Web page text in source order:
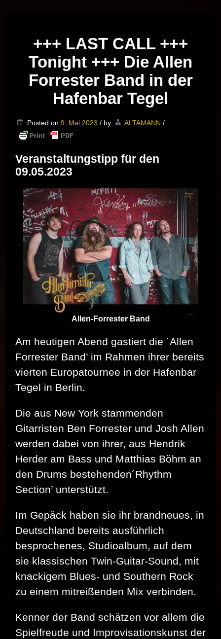
+++ LAST CALL +++
Tonight +++ Die Allen
Forrester Band in der
Hafenbar Tegel
Posted on 9. Mai 2023 / by ALTAMANN /
Veranstaltungstipp für den
09.05.2023
Allen-Forrester Band
Am heutigen Abend gastiert die ´Allen
Forrester Band’ im Rahmen ihrer bereits
vierten Europatournee in der Hafenbar
Tegel in Berlin.
Die aus New York stammenden
Gitarristen Ben Forrester und Josh Allen
werden dabei von ihrer, aus Hendrik
Herder am Bass und Matthias Böhm an
den Drums bestehenden´Rhythm
Section’ unterstützt.
Im Gepäck haben sie ihr brandneues, in
Deutschland bereits ausführlich
besprochenes, Studioalbum, auf dem
sie klassischen Twin-Guitar-Sound, mit
knackigem Blues- und Southern Rock
zu einem mitreißenden Mix verbinden.
Kenner der Band schätzen vor allem die
Spielfreude und Improvisationskunst der